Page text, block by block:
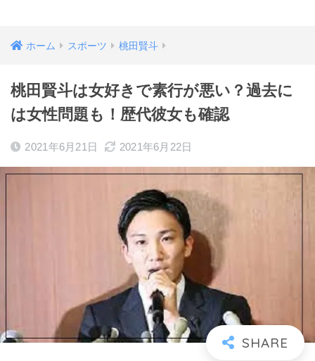
ホーム スポーツ 桃田賢斗
桃田賢斗は女好きで素行が悪い？過去に
は女性問題も！歴代彼女も確認
2021年6月21日 2021年6月22日